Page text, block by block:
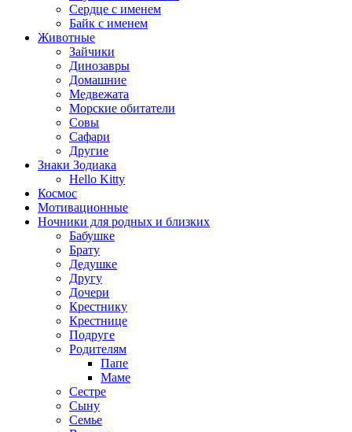
Сердце с именем
Байк с именем
Животные
Зайчики
Динозавры
Домашние
Медвежата
Морские обитатели
Совы
Сафари
Другие
Знаки Зодиака
Hello Kitty
Космос
Мотивационные
Ночники для родных и близких
Бабушке
Брату
Дедушке
Другу
Дочери
Крестнику
Крестнице
Подруге
Родителям
Папе
Маме
Сестре
Сыну
Семье